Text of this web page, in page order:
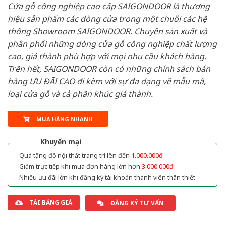
Cửa gỗ công nghiệp cao cấp SAIGONDOOR là thương
hiệu sản phẩm các dòng cửa trong một chuỗi các hệ
thống Showroom SAIGONDOOR. Chuyên sản xuất và
phân phối những dòng cửa gỗ công nghiệp chất lượng
cao, giá thành phù hợp với mọi nhu cầu khách hàng.
Trên hết, SAIGONDOOR còn có những chính sách bán
hàng ƯU ĐÃI CAO đi kèm với sự đa dạng về mẫu mã,
loại cửa gỗ và cả phân khúc giá thành.
MUA HÀNG NHANH
Khuyến mại
Quà tặng đồ nội thất trang trí lên đến 1.000.000đ
Giảm trực tiếp khi mua đơn hàng lớn hơn 3.000.000đ
Nhiều ưu đãi lớn khi đăng ký tài khoản thành viên thân thiết
TẢI BẢNG GIÁ ĐĂNG KÝ TƯ VẤN